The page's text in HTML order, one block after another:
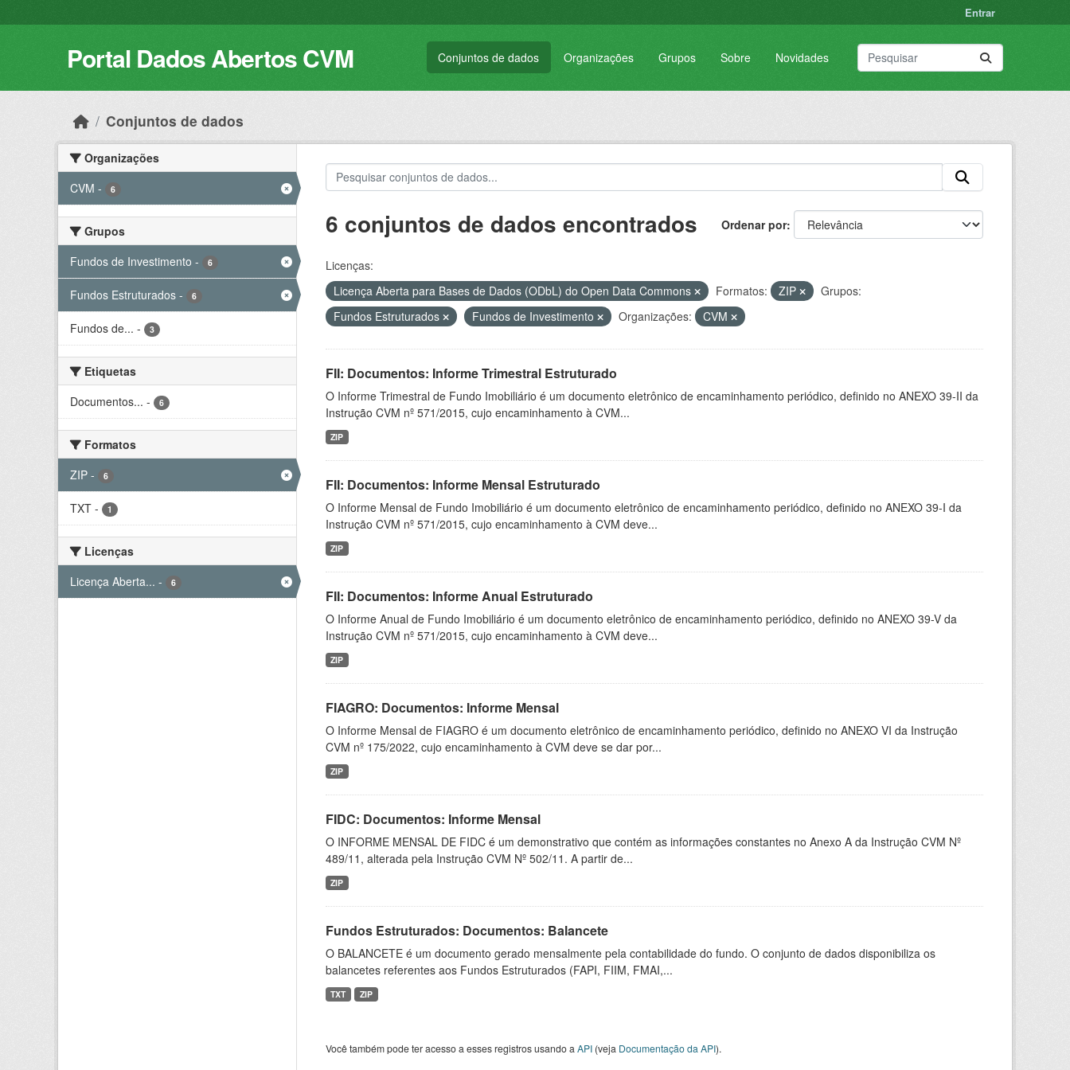
Entrar
Portal Dados Abertos CVM Conjuntos de dados Organizações Grupos Sobre Novidades
Conjuntos de dados
Organizações
CVM - 6
Grupos
Fundos de Investimento - 6
Fundos Estruturados - 6
Fundos de... - 3
Etiquetas
Documentos... - 6
Formatos
ZIP - 6
TXT - 1
Licenças
Licença Aberta... - 6
Ordenar por
6 conjuntos de dados encontrados
Licenças:
Licença Aberta para Bases de Dados (ODbL) do Open Data Commons
Formatos: ZIP
Grupos:
Fundos Estruturados
Fundos de Investimento Organizações: CVM
FII: Documentos: Informe Trimestral Estruturado
O Informe Trimestral de Fundo Imobiliário é um documento eletrônico de encaminhamento periódico, definido no ANEXO 39-II da
Instrução CVM nº 571/2015, cujo encaminhamento à CVM...
ZIP
FII: Documentos: Informe Mensal Estruturado
O Informe Mensal de Fundo Imobiliário é um documento eletrônico de encaminhamento periódico, definido no ANEXO 39-I da
Instrução CVM nº 571/2015, cujo encaminhamento à CVM deve...
ZIP
FII: Documentos: Informe Anual Estruturado
O Informe Anual de Fundo Imobiliário é um documento eletrônico de encaminhamento periódico, definido no ANEXO 39-V da
Instrução CVM nº 571/2015, cujo encaminhamento à CVM deve...
ZIP
FIAGRO: Documentos: Informe Mensal
O Informe Mensal de FIAGRO é um documento eletrônico de encaminhamento periódico, definido no ANEXO VI da Instrução
CVM nº 175/2022, cujo encaminhamento à CVM deve se dar por...
ZIP
FIDC: Documentos: Informe Mensal
O INFORME MENSAL DE FIDC é um demonstrativo que contém as informações constantes no Anexo A da Instrução CVM Nº
489/11, alterada pela Instrução CVM Nº 502/11. A partir de...
ZIP
Fundos Estruturados: Documentos: Balancete
O BALANCETE é um documento gerado mensalmente pela contabilidade do fundo. O conjunto de dados disponibiliza os
balancetes referentes aos Fundos Estruturados (FAPI, FIIM, FMAI,...
TXT ZIP
Você também pode ter acesso a esses registros usando a API(veja Documentação da API).